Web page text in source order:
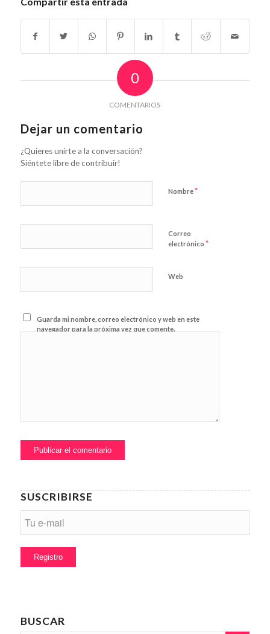
0
COMENTARIOS
Dejar un comentario
¿Quieres unirte a la conversación?
Siéntete libre de contribuir!
Nombre*
Correo
electrónico *
Web
Guarda mi nombre, correo electrónico y web en este
navegador para la próxima vez que comente.
SUSCRIBIRSE
BUSCAR